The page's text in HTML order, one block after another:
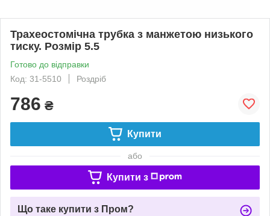
Трахеостомічна трубка з манжетою низького
тиску. Розмір 5.5
Готово до відправки
Код: 31-5510
Роздріб
786 ₴
Купити
або
Купити з
Що таке купити з Пром?